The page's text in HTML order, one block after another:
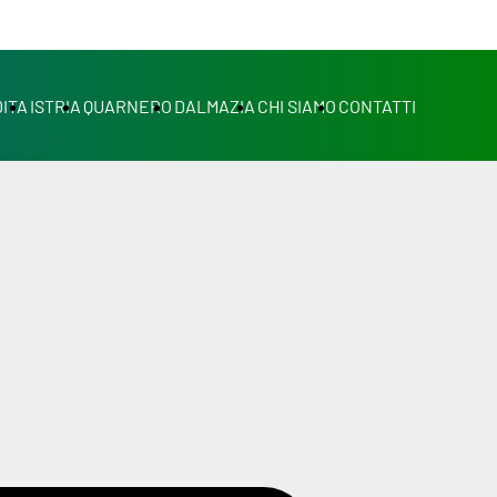
ISTRIA QUARNERO DALMAZIA CHI SIAMO CONTATTI